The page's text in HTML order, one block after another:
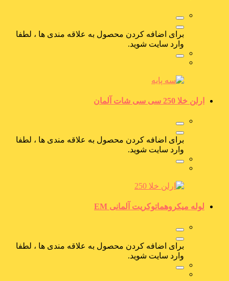
برای اضافه کردن محصول به علاقه مندی ها ، لطفا
وارد سایت شوید.
ارلن خلا 250 سی سی شات آلمان
برای اضافه کردن محصول به علاقه مندی ها ، لطفا
وارد سایت شوید.
لوله میکروهماتوکریت آلمانی EM
برای اضافه کردن محصول به علاقه مندی ها ، لطفا
وارد سایت شوید.